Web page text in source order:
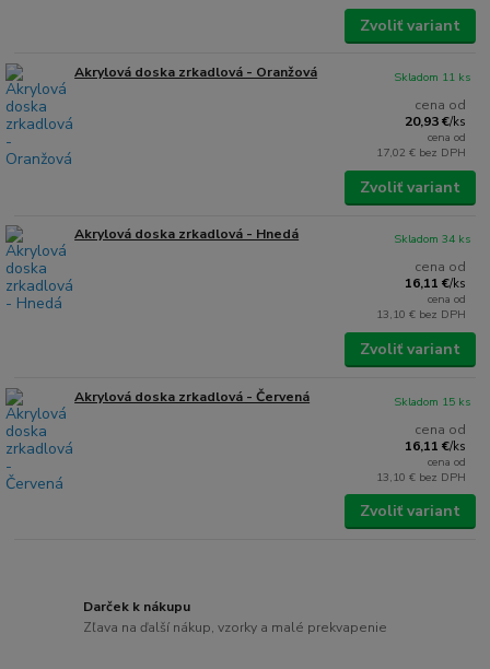
Zvoliť variant
Akrylová doska zrkadlová - Oranžová
cena od
20,93 €/ks
cena od
17,02 € bez DPH
Skladom 11 ks
Zvoliť variant
Akrylová doska zrkadlová - Hnedá
cena od
16,11 €/ks
cena od
13,10 € bez DPH
Skladom 34 ks
Zvoliť variant
Akrylová doska zrkadlová - Červená
cena od
16,11 €/ks
cena od
13,10 € bez DPH
Skladom 15 ks
Zvoliť variant
Darček k nákupu
Zľava na ďalší nákup, vzorky a malé prekvapenie